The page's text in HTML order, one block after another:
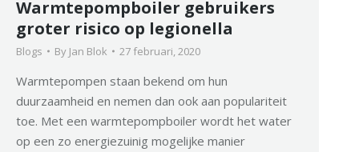
Warmtepompboiler gebruikers
groter risico op legionella
Blogs By Jan Blok 27 februari, 2020
Warmtepompen staan bekend om hun
duurzaamheid en nemen dan ook aan populariteit
toe. Met een warmtepompboiler wordt het water
op een zo energiezuinig mogelijke manier